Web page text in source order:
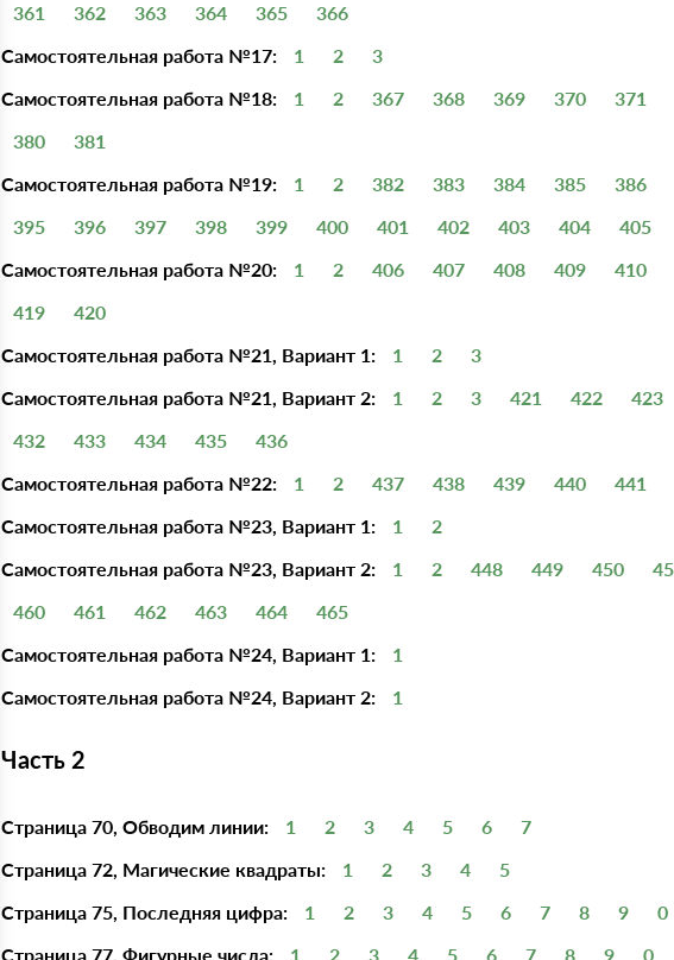
361
362 363 364 365
366
Самостоятельная работа №17:
1 2
3
Самостоятельная работа №18:
1 2 367 368 369 370
371
380
381
Самостоятельная работа №19:
1 2 382 383 384 385
386
395
396 397 398 399 400 401 402 403 404
405
Самостоятельная работа №20:
1 2 406 407 408 409
410
419
420
Самостоятельная работа №21, Вариант 1:
1 2
3
Самостоятельная работа №21, Вариант 2:
1 2 3 421 422
423
432
433 434 435
436
Самостоятельная работа №22:
1 2 437 438 439 440
441
Самостоятельная работа №23, Вариант 1:
1
2
Самостоятельная работа №23, Вариант 2:
1 2 448 449 450
460
461 462 463 464
465
Самостоятельная работа №24, Вариант 1:
1
Самостоятельная работа №24, Вариант 2:
1
Часть 2
Страница 70, Обводим линии: 1 2 3 4 5 6
7
Страница 72, Магические квадраты:
1 2 3 4
5
Страница 75, Последняя цифра:
1 2 3 4 5 6 7 8 9
0
Страница 77, Фигурные числа:
1 2 3 4 5 6 7 8 9
0